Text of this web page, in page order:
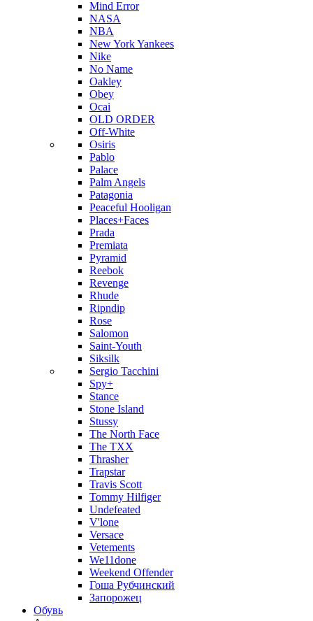
Mind Error
NASA
NBA
New York Yankees
Nike
No Name
Oakley
Obey
Ocai
OLD ORDER
Off-White
Osiris
Pablo
Palace
Palm Angels
Patagonia
Peaceful Hooligan
Places+Faces
Prada
Premiata
Pyramid
Reebok
Revenge
Rhude
Ripndip
Rose
Salomon
Saint-Youth
Siksilk
Sergio Tacchini
Spy+
Stance
Stone Island
Stussy
The North Face
The TXX
Thrasher
Trapstar
Travis Scott
Tommy Hilfiger
Undefeated
V'lone
Versace
Vetements
We11done
Weekend Offender
Гоша Рубчинский
Запорожец
Обувь